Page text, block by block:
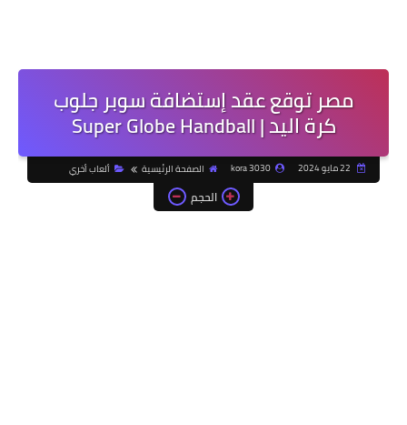
مصر توقع عقد إستضافة سوبر جلوب
كرة اليد | Super Globe Handball
kora 3030 الصفحة الرئيسية ألعاب أخري
الحجم